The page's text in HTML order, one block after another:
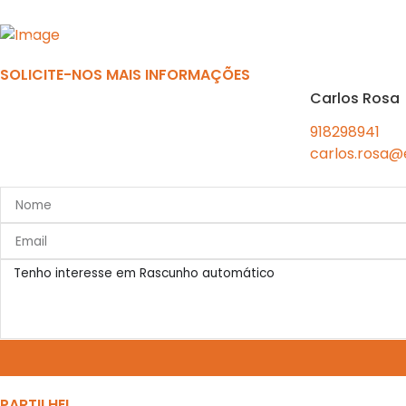
Previous
SOLICITE-NOS MAIS INFORMAÇÕES
Carlos Rosa
918298941